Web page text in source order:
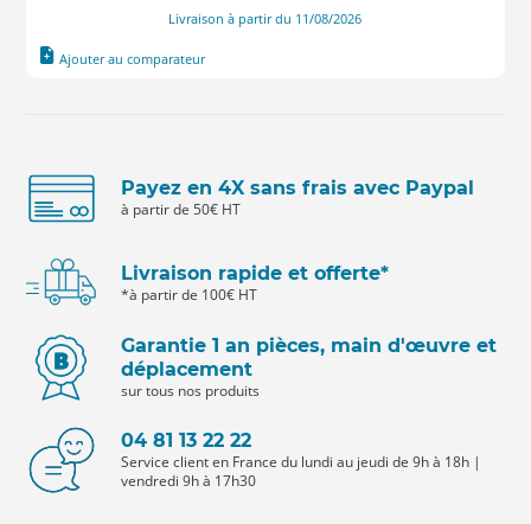
Livraison à partir du 11/08/2026
Ajouter au comparateur
Payez en 4X sans frais avec Paypal
à partir de 50€ HT
Livraison rapide et offerte*
*à partir de 100€ HT
Garantie 1 an pièces, main d'œuvre et
déplacement
sur tous nos produits
04 81 13 22 22
Service client en France du lundi au jeudi de 9h à 18h |
vendredi 9h à 17h30